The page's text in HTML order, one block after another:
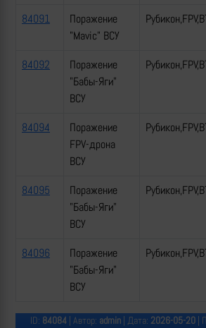
84091
Поражение
"Mavic" ВСУ
84092
Поражение
"Бабы-Яги"
ВСУ
84094
Поражение
FPV-дрона
ВСУ
84095
Поражение
"Бабы-Яги"
ВСУ
84096
Поражение
"Бабы-Яги"
ВСУ
ID: 84084| Автор: admin| Дата: 2026-05-20|